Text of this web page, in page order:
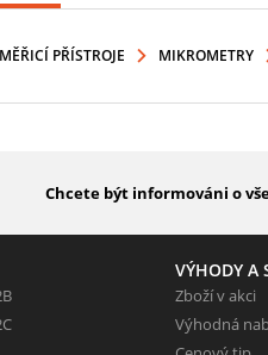
PŘÍSTROJE MIKROMETRY
Chcete být informováni o
VÝHODY A
Zboží v akci
Výhodná